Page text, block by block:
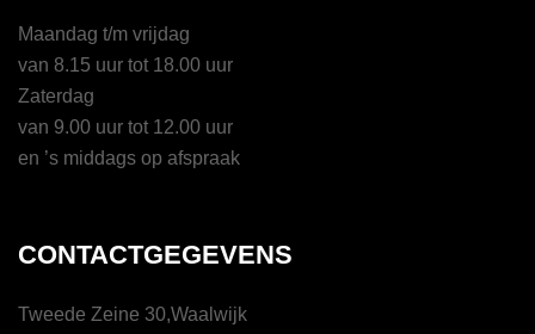
Maandag t/m vrijdag
van 8.15 uur tot 18.00 uur
Zaterdag
van 9.00 uur tot 12.00 uur
en ’s middags op afspraak
CONTACTGEGEVENS
Tweede Zeine 30,Waalwijk